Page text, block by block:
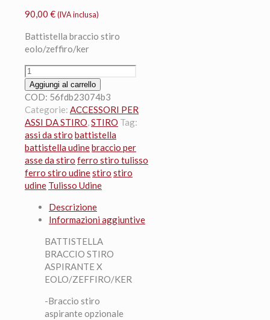
90,00 € (IVA inclusa)
Battistella braccio stiro
eolo/zeffiro/ker
Battistella
braccio
eolo/zeffiro
quantità
Aggiungi al carrello
COD: 56fdb23074b3
Categorie: ACCESSORI PER
ASSI DA STIRO,STIRO Tag:
assi da stiro battistella
battistella udinebraccio per
asse da stiro ferro stiro tulisso
ferro stiro udinestiro stiro
udine Tulisso Udine
Descrizione
Informazioni aggiuntive
BATTISTELLA
BRACCIO STIRO
ASPIRANTE X
EOLO/ZEFFIRO/KER
-Braccio stiro
aspirante opzionale